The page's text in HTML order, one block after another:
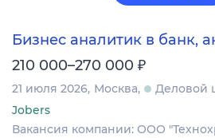
Бизнес аналитик в банк,
210 000–270 000 ₽
21 июля 2026 Москва
Деловой
Jobers
Вакансия компании: ООО